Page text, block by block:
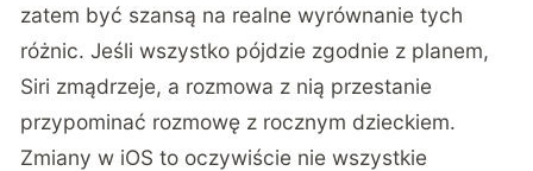
zatem być szansą na realne wyrównanie tych
różnic. Jeśli wszystko pójdzie zgodnie z planem,
Siri zmądrzeje, a rozmowa z nią przestanie
przypominać rozmowę z rocznym dzieckiem.
Zmiany w iOS to oczywiście nie wszystkie